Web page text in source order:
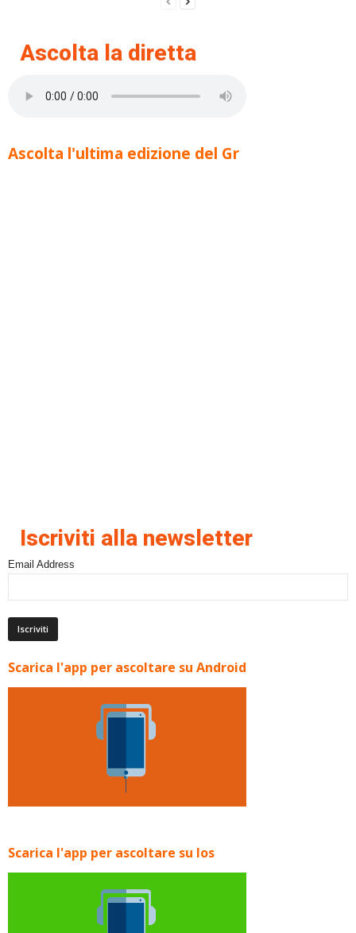
Ascolta la diretta
Ascolta l'ultima edizione del Gr
Iscriviti alla newsletter
Email Address
Scarica l'app per ascoltare su Android
Scarica l'app per ascoltare su Ios